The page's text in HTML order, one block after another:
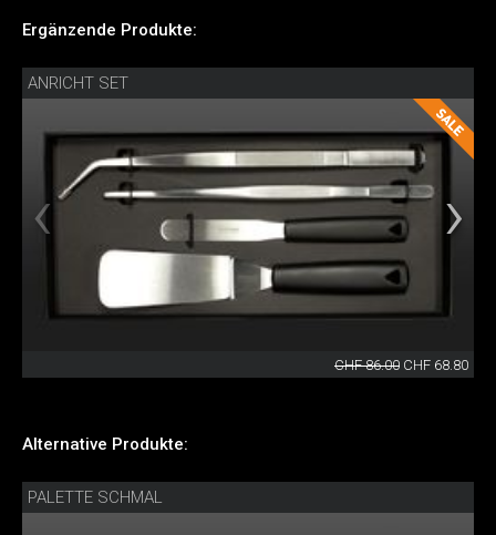
Ergänzende Produkte:
ANRICHT SET
CHF 86.00 CHF 68.80
Alternative Produkte:
PALETTE SCHMAL